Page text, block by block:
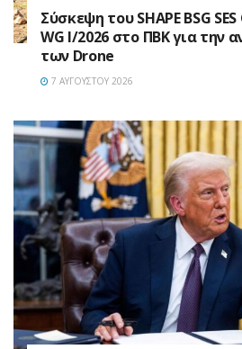
Σύσκεψη του SHAPE BSG
WG I/2026 στο ΠΒΚ για την
των Drone
7 ΑΥΓΟΎΣΤΟΥ 2026